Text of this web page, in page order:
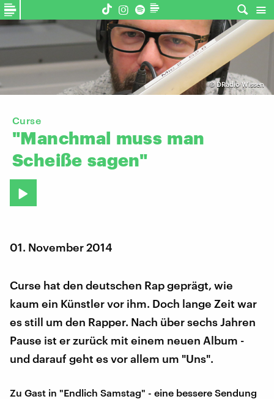
©DRadio Wissen
Curse
"Manchmal muss man
Scheiße sagen"
01. November 2014
Curse hat den deutschen Rap geprägt, wie
kaum ein Künstler vor ihm. Doch lange Zeit war
es still um den Rapper. Nach über sechs Jahren
Pause ist er zurück mit einem neuen Album -
und darauf geht es vor allem um "Uns".
Zu Gast in "Endlich Samstag" - eine bessere Sendung